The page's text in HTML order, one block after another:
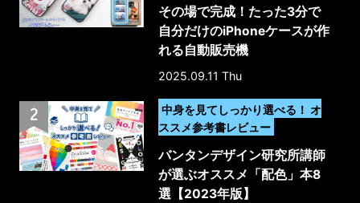
その場で完成！たった3分で
自分だけのiPhoneケースが作
れる自動販売機
「MyCaseLabo｣｜体験レポ
2025.09.11 Thu
中身を見てしっかり選べる！ オ
ススメ参考書レビュー
バンタンデザイン研究所講師
が選ぶオススメ「配色」本8
選【2023年版】